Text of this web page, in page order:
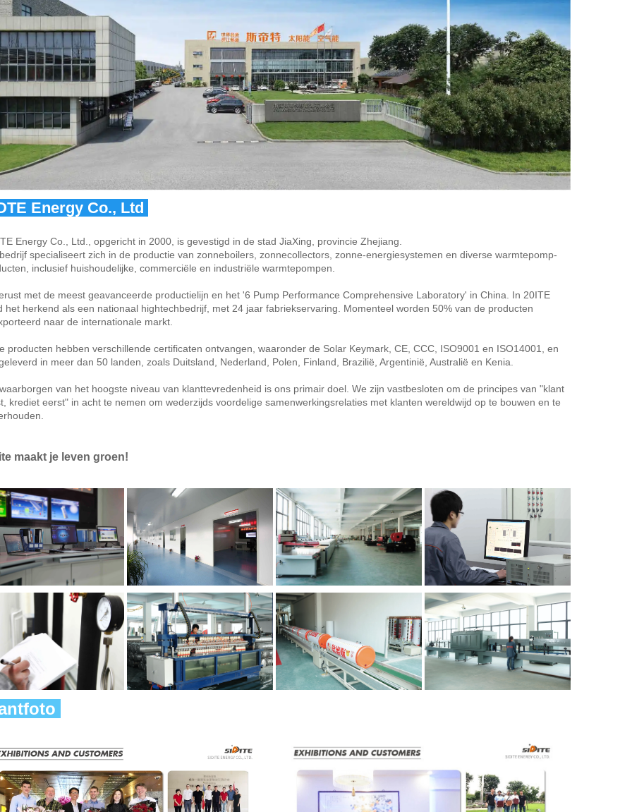
Energy Co., Ltd
Energy Co., Ltd., opgericht in 2000, is gevestigd in de stad JiaXing, provincie Zhejiang.
specialiseert zich in de productie van zonneboilers, zonnecollectors, zonne-energiesystemen en diverse warmtepomp-
inclusief huishoudelijke, commerciële en industriële warmtepompen.
met de meest geavanceerde productielijn en het '6 Pump Performance Comprehensive Laboratory' in China. In 20ITE
het herkend als een nationaal hightechbedrijf, met 24 jaar fabriekservaring. Momenteel worden 50% van de producten
naar de internationale markt.
producten hebben verschillende certificaten ontvangen, waaronder de Solar Keymark, CE, CCC, ISO9001 en ISO14001, en
in meer dan 50 landen, zoals Duitsland, Nederland, Polen, Finland, Brazilië, Argentinië, Australië en Kenia.
van het hoogste niveau van klanttevredenheid is ons primair doel. We zijn vastbesloten om de principes van "klant
krediet eerst" in acht te nemen om wederzijds voordelige samenwerkingsrelaties met klanten wereldwijd op te bouwen en te
maakt je leven groen!